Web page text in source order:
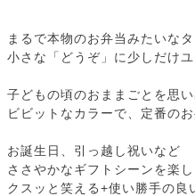
まるで本物のお弁当みたいなタ
小さな「どうぞ」に少しだけユ
子どもの頃のおままごとを思
ビビットなカラーで、定番の
お誕生日、引っ越し祝いなど
ささやかなギフトシーンを楽し
クスッと笑える+使い勝手の良